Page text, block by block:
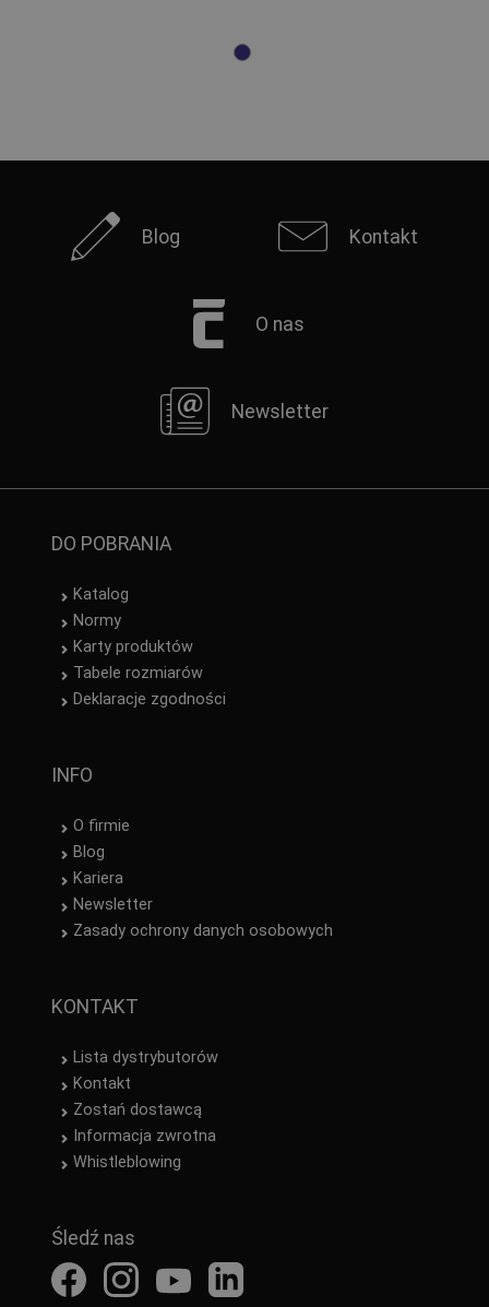
Blog Kontakt
O nas
Newsletter
DO POBRANIA
Katalog
Normy
Karty produktów
Tabele rozmiarów
Deklaracje zgodności
INFO
O firmie
Blog
Kariera
Newsletter
Zasady ochrony danych osobowych
KONTAKT
Lista dystrybutorów
Kontakt
Zostań dostawcą
Informacja zwrotna
Whistleblowing
Śledź nas